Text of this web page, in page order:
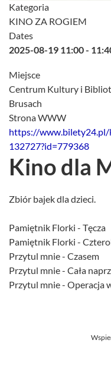
Kategoria
KINO ZA ROGIEM
Dates
2025-08-19 11:00-
Miejsce
Centrum Kultury i
Brusach
Strona WWW
https://
132727?id=779368
Kino dla
Zbiór bajek dla dzieci.
Pamiętnik Florki - Tęcza
Pamiętnik Florki -
Przytul mnie - Czasem
Przytul mnie - Cała
Przytul mnie - Operacja